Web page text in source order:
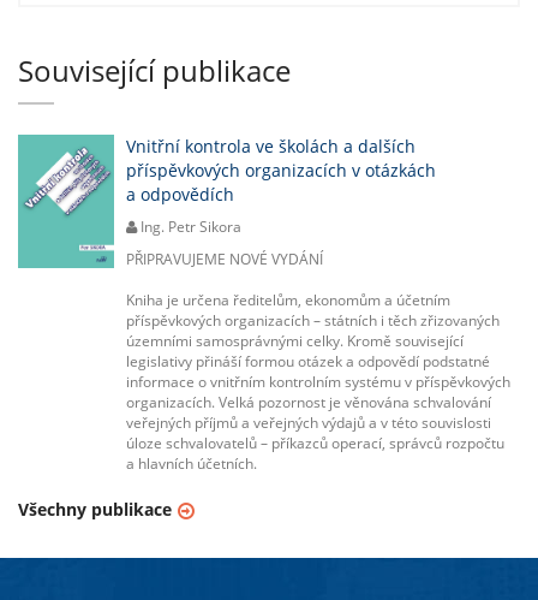
Související publikace
Vnitřní kontrola ve školách a dalších
příspěvkových organizacích v otázkách
a odpovědích
Ing. Petr Sikora
PŘIPRAVUJEME NOVÉ VYDÁNÍ
Kniha je určena ředitelům, ekonomům a účetním
příspěvkových organizacích – státních i těch zřizovaných
územními samosprávnými celky. Kromě související
legislativy přináší formou otázek a odpovědí podstatné
informace o vnitřním kontrolním systému v příspěvkových
organizacích. Velká pozornost je věnována schvalování
veřejných příjmů a veřejných výdajů a v této souvislosti
úloze schvalovatelů – příkazců operací, správců rozpočtu
a hlavních účetních.
Všechny publikace